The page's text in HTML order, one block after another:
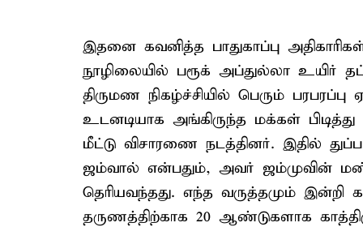
இதனை கவனித்த பாதுகாப்பு
நூழிலையில் பரூக் அப்துல்லா உயிர்
திருமண நிகழ்ச்சியில் பெரும் பரபரப்பு
உடனடியாக அங்கிருந்த மக்கள்
மீட்டு விசாரணை நடத்தினர். இதில்
ஜம்வால் என்பதும், அவர் ஜம்முவின்
தெரியவந்தது. எந்த வருத்தமும்
தருணத்திற்காக 20 ஆண்டுகளாக